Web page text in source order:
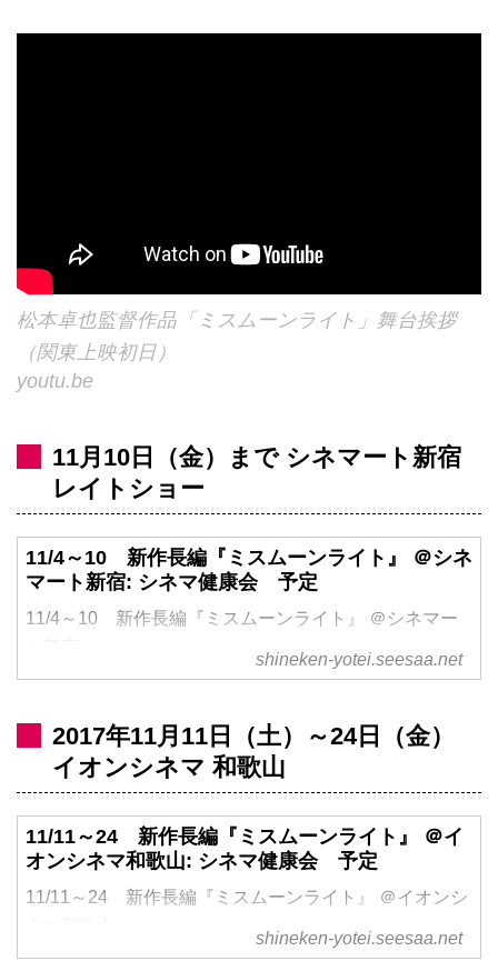
松本卓也監督作品「ミスムーンライト」舞台挨拶
（関東上映初日）
youtu.be
11月10日（金）まで シネマート新宿
レイトショー
11/4～10 新作長編『ミスムーンライト』 ＠シネ
マート新宿: シネマ健康会 予定
11/4～10 新作長編『ミスムーンライト』 ＠シネマー
shineken-yotei.seesaa.net
2017年11月11日（土）～24日（金）
イオンシネマ 和歌山
11/11～24 新作長編『ミスムーンライト』 ＠イ
オンシネマ和歌山: シネマ健康会 予定
11/11～24 新作長編『ミスムーンライト』 ＠イオンシ
shineken-yotei.seesaa.net